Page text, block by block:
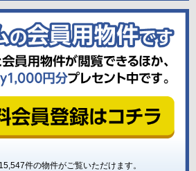
15,547件の物件がご覧いただけます。